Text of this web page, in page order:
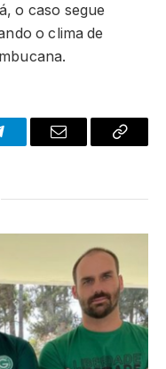
o caso segue
o clima de
E-
Copiar